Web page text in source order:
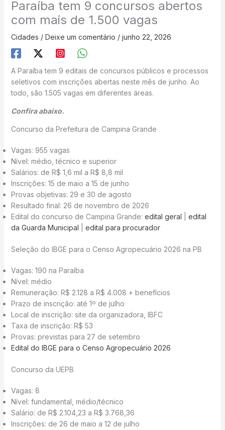
Paraíba tem 9 concursos abertos
com mais de 1.500 vagas
Cidades / Deixe um comentário / junho 22, 2026
A Paraíba tem 9 editais de concursos públicos e processos
seletivos com inscrições abertas neste mês de junho. Ao
todo, são 1.505 vagas em diferentes áreas.
Confira abaixo.
Concurso da Prefeitura de Campina Grande
Vagas: 955 vagas
Nível: médio, técnico e superior
Salários: de R$ 1,6 mil a R$ 8,8 mil
Inscrições: 15 de maio a 15 de junho
Provas objetivas: 29 e 30 de agosto
Resultado final: 26 de novembro de 2026
Edital do concurso de Campina Grande: edital geral
edital
da Guarda Municipal
edital para procurador
Seleção do IBGE para o Censo Agropecuário 2026 na PB
Vagas: 190 na Paraíba
Nível: médio
Remuneração: R$ 2.128 a R$ 4.008 + benefícios
Prazo de inscrição: até 1º de julho
Local de inscrição: site da organizadora, IBFC
Taxa de inscrição: R$ 53
Provas: previstas para 27 de setembro
Edital do IBGE para o Censo Agropecuário 2026
Concurso da UEPB
Vagas: 8
Nível: fundamental, médio/técnico
Salário: de R$ 2.104,23 a R$ 3.768,36
Inscrições: de 26 de maio a 12 de julho